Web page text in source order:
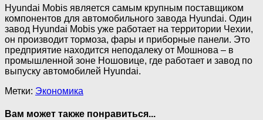
Hyundai Mobis является самым крупным поставщиком
компонентов для автомобильного завода Hyundai. Один
завод Hyundai Mobis уже работает на территории Чехии,
он производит тормоза, фары и приборные панели. Это
предприятие находится неподалеку от Мошнова – в
промышленной зоне Ношовице, где работает и завод по
выпуску автомобилей Hyundai.
Метки: Экономика
Вам может также понравиться...